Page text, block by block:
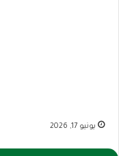
يونيو 17, 2026